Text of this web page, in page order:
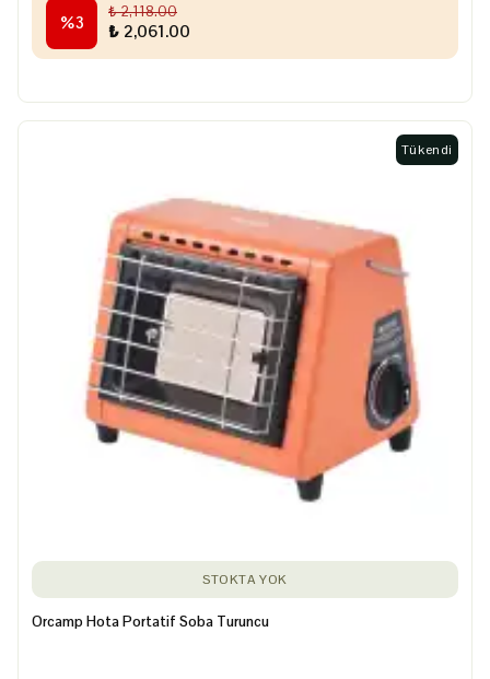
%3
₺ 2,118.00
₺ 2,061.00
Tükendi
STOKTA YOK
Orcamp Hota Portatif Soba Turuncu